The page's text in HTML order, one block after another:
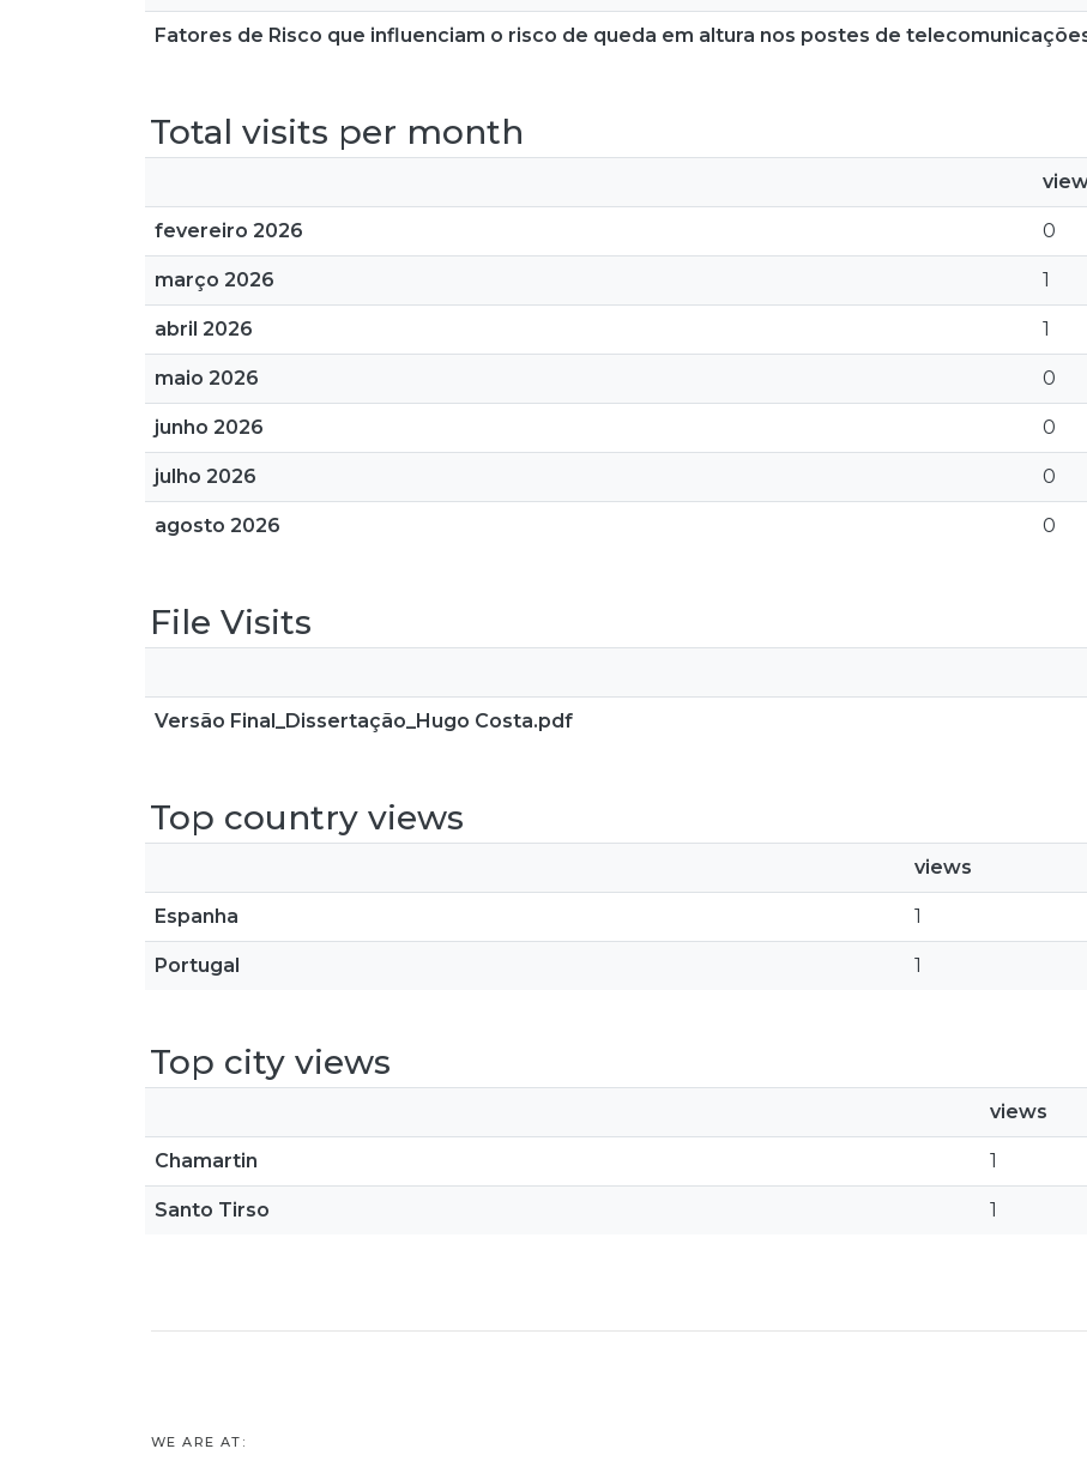
Fatores de Risco que influenciam o risco de queda em altura nos postes de
Total visits per month
fevereiro 2026 0
março 2026 1
abril 2026 1
maio 2026 0
junho 2026 0
julho 2026 0
agosto 2026 0
File Visits
Versão Final_Dissertação_Hugo Costa.pdf
Top country views
views
Espanha 1
Portugal 1
Top city views
views
Chamartin 1
Santo Tirso 1
WE ARE AT: